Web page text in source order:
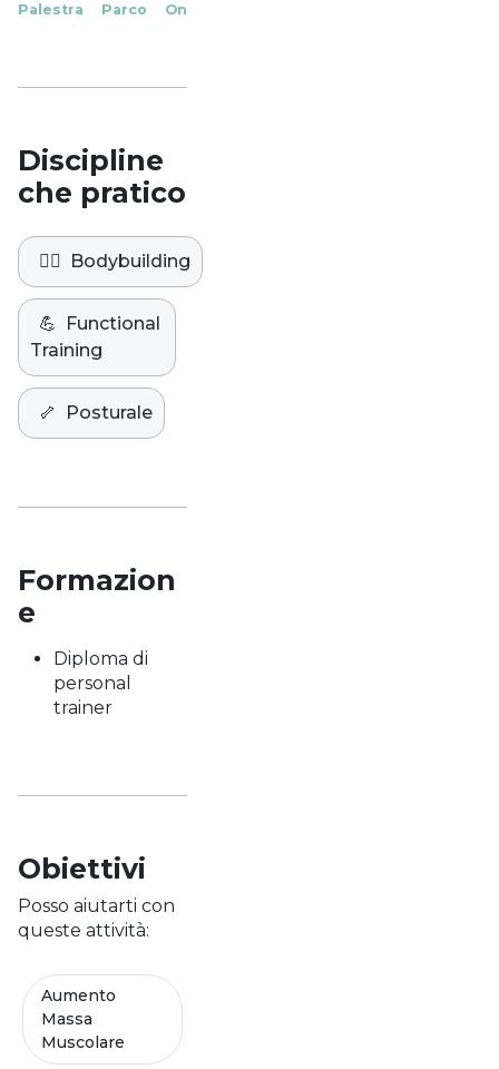
Palestra Parco Online
Discipline
che pratico
🏋️‍♀️ Bodybuilding
💪
Functional
Training
🦴 Posturale
Formazion
e
Diploma di
personal
trainer
Obiettivi
Posso aiutarti con
queste attività:
Aumento
Massa
Muscolare